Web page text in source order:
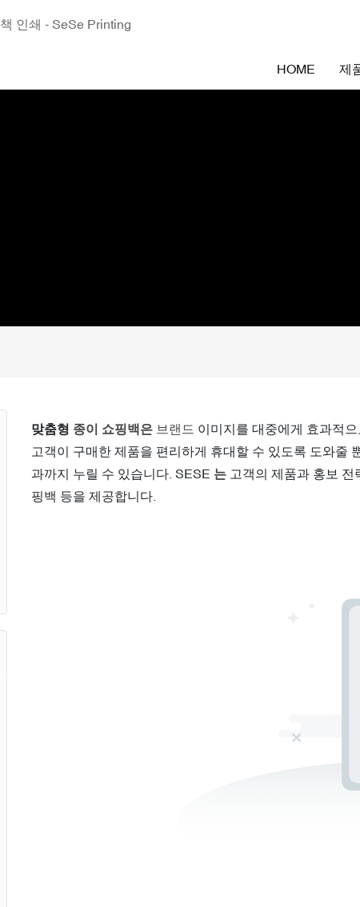
인쇄 - SeSe Printing
HOME 제
맞춤형 종이 쇼핑백은 브랜드 이미지를 대중에게 효과적
고객이 구매한 제품을 편리하게 휴대할 수 있도록 도와줄
과까지 누릴 수 있습니다. SESE 는고객의 제품과 홍보 전
핑백 등을 제공합니다.